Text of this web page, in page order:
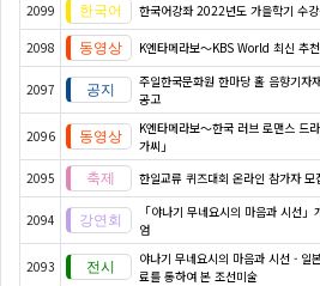
2099 한국어강좌 2022년도 가을학기 수
2098 K엔타메라보～KBS World 최신 추
2097
주일한국문화원 한마당 홀 음향기자
공고
2096
K엔타메라보～한국 러브 로맨스 드
가씨」
2095 한일교류 퀴즈대회 온라인 참가자 모
2094
「야나기 무네요시의 마음과 시선」
엄
2093
야나기 무네요시의 마음과 시선 - 일
료를 통하여 본 조선미술